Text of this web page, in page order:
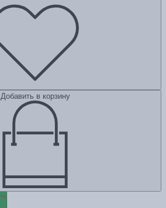
Добавить в корзину